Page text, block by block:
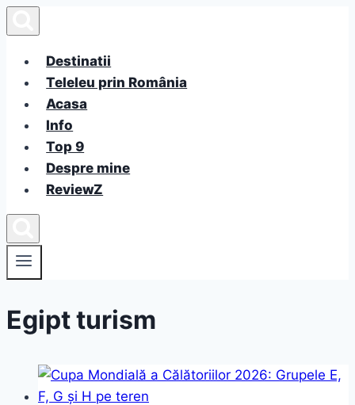
to
contentDestinatii
Teleleu prin România
Acasa
Info
Top 9
Despre mine
ReviewZ
Egipt turism